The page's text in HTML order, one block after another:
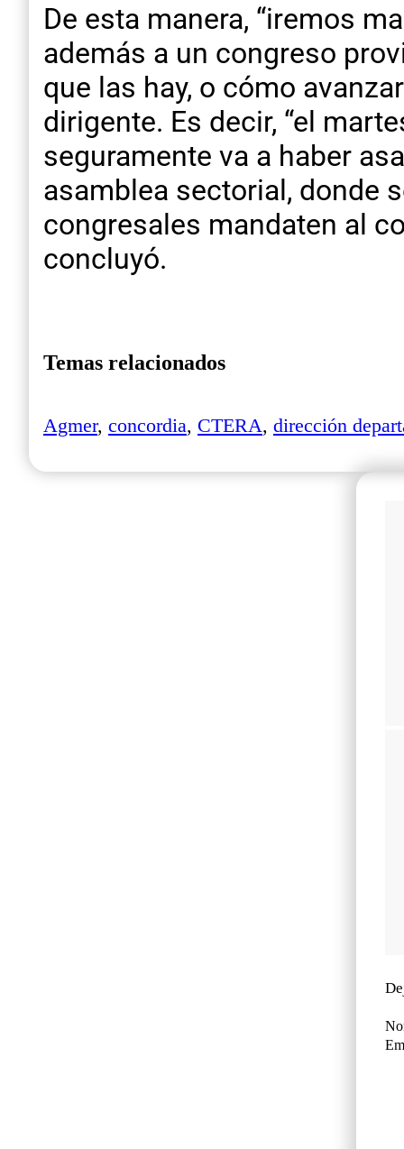
De esta manera, “iremos
además a un congreso
que las hay, o cómo
dirigente. Es decir, “el
seguramente va a haber
asamblea sectorial, donde
congresales mandaten al
concluyó.
Temas relacionados
Agmer, concordia, CTERA, dirección